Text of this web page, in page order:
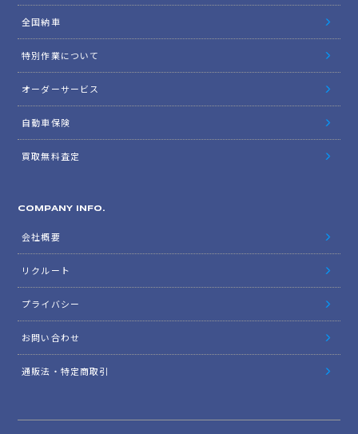
全国納車
特別作業について
オーダーサービス
自動車保険
買取無料査定
COMPANY INFO.
会社概要
リクルート
プライバシー
お問い合わせ
通販法・特定商取引